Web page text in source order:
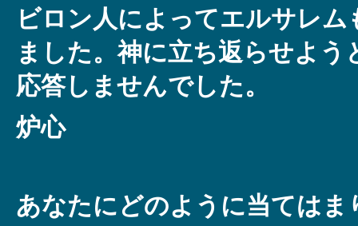
ビロン人によってエルサレ
ました。神に立ち返らせよう
応答しませんでした。
炉心
あなたにどのように当てはま